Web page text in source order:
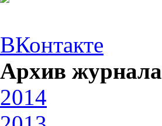
ВКонтакте
Архив журнала
2014